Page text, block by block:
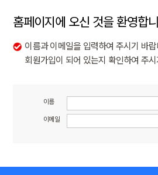
홈페이지에 오신 것을 환영합
이름과 이메일을 입력하여 주시기 바
회원가입이 되어 있는지 확인하여 주
이름
이메일